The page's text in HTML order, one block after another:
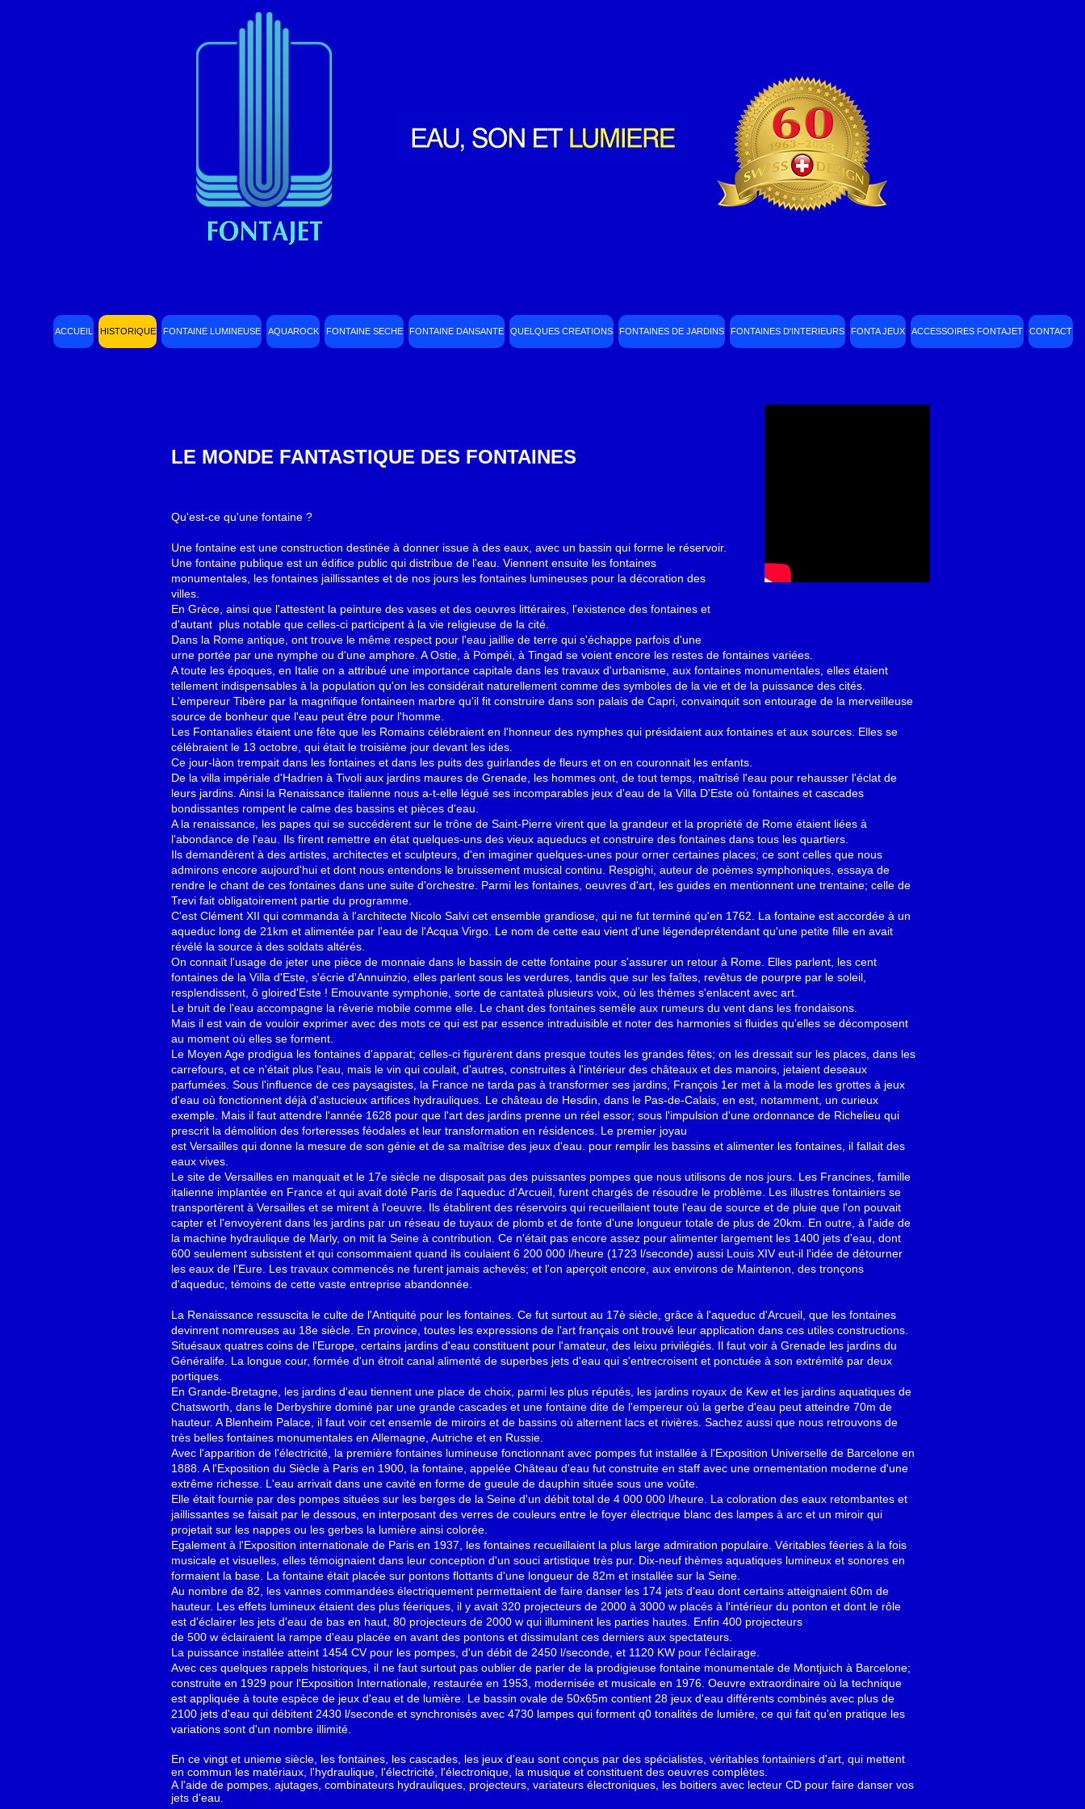
ACCUEIL HISTORIQUE FONTAINE LUMINEUSE AQUAROCK FONTAINE SECHE FONTAINE DANSANTE QUELQUES CREATIONS FONTAINES DE JARDINS FONTAINES D'INTERIEURS FONTA JEUX ACCESSOIRES FONTAJET CONTACT
Qu'est-ce qu'une fontaine ?
Une fontaine est une construction destinée à donner issue à des eaux, avec un bassin qui forme le réservoir.
Une fontaine publique est un édifice public qui distribue de l'eau. Viennent ensuite les fontaines
monumentales, les fontaines jaillissantes et de nos jours les fontaines lumineuses pour la décoration des
villes.
En Grèce, ainsi que l'attestent la peinture des vases et des oeuvres littéraires, l'existence des fontaines et
d'autant plus notable que celles-ci participent à la vie religieuse de la cité.
Dans la Rome antique, ont trouve le même respect pour l'eau jaillie de terre qui s'échappe parfois d'une
urne portée par une nymphe ou d'une amphore. A Ostie, à Pompéi, à Tingad se voient encore les restes de fontaines variées.
A toute les époques, en Italie on a attribué une importance capitale dans les travaux d'urbanisme, aux fontaines monumentales, elles étaient
tellement indispensables à la population qu'on les considérait naturellement comme des symboles de la vie et de la puissance des cités.
L'empereur Tibère par la magnifique fontaineen marbre qu'il fit construire dans son palais de Capri, convainquit son entourage de la merveilleuse
source de bonheur que l'eau peut être pour l'homme.
Les Fontanalies étaient une fête que les Romains célébraient en l'honneur des nymphes qui présidaient aux fontaines et aux sources. Elles se
célébraient le 13 octobre, qui était le troisième jour devant les ides.
Ce jour-làon trempait dans les fontaines et dans les puits des guirlandes de fleurs et on en couronnait les enfants.
De la villa impériale d'Hadrien à Tivoli aux jardins maures de Grenade, les hommes ont, de tout temps, maîtrisé l'eau pour rehausser l'éclat de
leurs jardins. Ainsi la Renaissance italienne nous a-t-elle légué ses incomparables jeux d'eau de la Villa D'Este où fontaines et cascades
bondissantes rompent le calme des bassins et pièces d'eau.
A la renaissance, les papes qui se succédèrent sur le trône de Saint-Pierre virent que la grandeur et la propriété de Rome étaient liées à
l'abondance de l'eau. Ils firent remettre en état quelques-uns des vieux aqueducs et construire des fontaines dans tous les quartiers.
Ils demandèrent à des artistes, architectes et sculpteurs, d'en imaginer quelques-unes pour orner certaines places; ce sont celles que nous
admirons encore aujourd'hui et dont nous entendons le bruissement musical continu. Respighi, auteur de poèmes symphoniques, essaya de
rendre le chant de ces fontaines dans une suite d'orchestre. Parmi les fontaines, oeuvres d'art, les guides en mentionnent une trentaine; celle de
Trevi fait obligatoirement partie du programme.
C'est Clément XII qui commanda à l'architecte Nicolo Salvi cet ensemble grandiose, qui ne fut terminé qu'en 1762. La fontaine est accordée à un
aqueduc long de 21km et alimentée par l'eau de l'Acqua Virgo. Le nom de cette eau vient d'une légendeprétendant qu'une petite fille en avait
révélé la source à des soldats altérés.
On connait l'usage de jeter une pièce de monnaie dans le bassin de cette fontaine pour s'assurer un retour à Rome. Elles parlent, les cent
fontaines de la Villa d'Este, s'écrie d'Annuinzio, elles parlent sous les verdures, tandis que sur les faîtes, revêtus de pourpre par le soleil,
resplendissent, ô gloired'Este ! Emouvante symphonie, sorte de cantateà plusieurs voix, où les thèmes s'enlacent avec art.
Le bruit de l'eau accompagne la rêverie mobile comme elle. Le chant des fontaines semêle aux rumeurs du vent dans les frondaisons.
Mais il est vain de vouloir exprimer avec des mots ce qui est par essence intraduisible et noter des harmonies si fluides qu'elles se décomposent
au moment où elles se forment.
Le Moyen Age prodigua les fontaines d'apparat; celles-ci figurèrent dans presque toutes les grandes fêtes; on les dressait sur les places, dans les
carrefours, et ce n'était plus l'eau, mais le vin qui coulait, d'autres, construites à l'intérieur des châteaux et des manoirs, jetaient deseaux
parfumées. Sous l'influence de ces paysagistes, la France ne tarda pas à transformer ses jardins, François 1er met à la mode les grottes à jeux
d'eau où fonctionnent déjà d'astucieux artifices hydrauliques. Le château de Hesdin, dans le Pas-de-Calais, en est, notamment, un curieux
exemple. Mais il faut attendre l'année 1628 pour que l'art des jardins prenne un réel essor; sous l'impulsion d'une ordonnance de Richelieu qui
prescrit la démolition des forteresses féodales et leur transformation en résidences. Le premier joyau
est Versailles qui donne la mesure de son génie et de sa maîtrise des jeux d'eau. pour remplir les bassins et alimenter les fontaines, il fallait des
eaux vives.
Le site de Versailles en manquait et le 17e siècle ne disposait pas des puissantes pompes que nous utilisons de nos jours. Les Francines, famille
italienne implantée en France et qui avait doté Paris de l'aqueduc d'Arcueil, furent chargés de résoudre le problème. Les illustres fontainiers se
transportèrent à Versailles et se mirent à l'oeuvre. Ils établirent des réservoirs qui recueillaient toute l'eau de source et de pluie que l'on pouvait
capter et l'envoyèrent dans les jardins par un réseau de tuyaux de plomb et de fonte d'une longueur totale de plus de 20km. En outre, à l'aide de
la machine hydraulique de Marly, on mit la Seine à contribution. Ce n'était pas encore assez pour alimenter largement les 1400 jets d'eau, dont
600 seulement subsistent et qui consommaient quand ils coulaient 6 200 000 l/heure (1723 l/seconde) aussi Louis XIV eut-il l'idée de détourner
les eaux de l'Eure. Les travaux commencés ne furent jamais achevés; et l'on aperçoit encore, aux environs de Maintenon, des tronçons
d'aqueduc, témoins de cette vaste entreprise abandonnée.
La Renaissance ressuscita le culte de l'Antiquité pour les fontaines. Ce fut surtout au 17è siècle, grâce à l'aqueduc d'Arcueil, que les fontaines
devinrent nomreuses au 18e siècle. En province, toutes les expressions de l'art français ont trouvé leur application dans ces utiles constructions.
Situésaux quatres coins de l'Europe, certains jardins d'eau constituent pour l'amateur, des leixu privilégiés. Il faut voir à Grenade les jardins du
Généralife. La longue cour, formée d'un étroit canal alimenté de superbes jets d'eau qui s'entrecroisent et ponctuée à son extrémité par deux
portiques.
En Grande-Bretagne, les jardins d'eau tiennent une place de choix, parmi les plus réputés, les jardins royaux de Kew et les jardins aquatiques de
Chatsworth, dans le Derbyshire dominé par une grande cascades et une fontaine dite de l'empereur où la gerbe d'eau peut atteindre 70m de
hauteur. A Blenheim Palace, il faut voir cet ensemle de miroirs et de bassins où alternent lacs et rivières. Sachez aussi que nous retrouvons de
très belles fontaines monumentales en Allemagne, Autriche et en Russie.
Avec l'apparition de l'électricité, la première fontaines lumineuse fonctionnant avec pompes fut installée à l'Exposition Universelle de Barcelone en
1888. A l'Exposition du Siècle à Paris en 1900, la fontaine, appelée Château d'eau fut construite en staff avec une ornementation moderne d'une
extrême richesse. L'eau arrivait dans une cavité en forme de gueule de dauphin située sous une voûte.
Elle était fournie par des pompes situées sur les berges de la Seine d'un débit total de 4 000 000 l/heure. La coloration des eaux retombantes et
jaillissantes se faisait par le dessous, en interposant des verres de couleurs entre le foyer électrique blanc des lampes à arc et un miroir qui
projetait sur les nappes ou les gerbes la lumière ainsi colorée.
Egalement à l'Exposition internationale de Paris en 1937, les fontaines recueillaient la plus large admiration populaire. Véritables féeries à la fois
musicale et visuelles, elles témoignaient dans leur conception d'un souci artistique très pur. Dix-neuf thèmes aquatiques lumineux et sonores en
formaient la base. La fontaine était placée sur pontons flottants d'une longueur de 82m et installée sur la Seine.
Au nombre de 82, les vannes commandées électriquement permettaient de faire danser les 174 jets d'eau dont certains atteignaient 60m de
hauteur. Les effets lumineux étaient des plus féeriques, il y avait 320 projecteurs de 2000 à 3000 w placés à l'intérieur du ponton et dont le rôle
est d'éclairer les jets d'eau de bas en haut, 80 projecteurs de 2000 w qui illuminent les parties hautes. Enfin 400 projecteurs
de 500 w éclairaient la rampe d'eau placée en avant des pontons et dissimulant ces derniers aux spectateurs.
La puissance installée atteint 1454 CV pour les pompes, d'un débit de 2450 l/seconde, et 1120 KW pour l'éclairage.
Avec ces quelques rappels historiques, il ne faut surtout pas oublier de parler de la prodigieuse fontaine monumentale de Montjuich à Barcelone;
construite en 1929 pour l'Exposition Internationale, restaurée en 1953, modernisée et musicale en 1976. Oeuvre extraordinaire où la technique
est appliquée à toute espèce de jeux d'eau et de lumière. Le bassin ovale de 50x65m contient 28 jeux d'eau différents combinés avec plus de
2100 jets d'eau qui débitent 2430 l/seconde et synchronisés avec 4730 lampes qui forment q0 tonalités de lumière, ce qui fait qu'en pratique les
variations sont d'un nombre illimité.
En ce vingt et unieme siècle, les fontaines, les cascades, les jeux d'eau sont conçus par des spécialistes, véritables fontainiers d'art, qui mettent
en commun les matériaux, l'hydraulique, l'électricité, l'électronique, la musique et constituent des oeuvres complètes.
A l'aide de pompes, ajutages, combinateurs hydrauliques, projecteurs, variateurs électroniques, les boitiers avec lecteur CD pour faire danser vos
jets d'eau.
LE MONDE FANTASTIQUE DES FONTAINES